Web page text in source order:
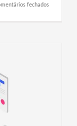
fechadosem